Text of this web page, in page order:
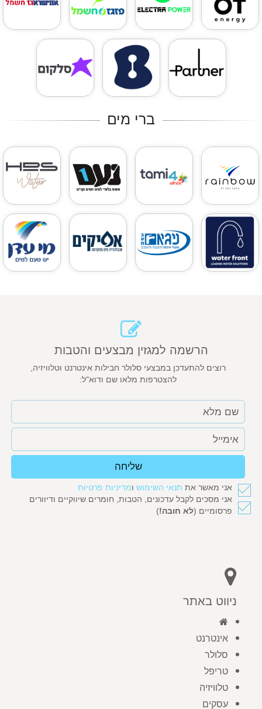
הרשמה למגזין מבצעים והטבות
רוצים להתעדכן במבצעי סלולר חבילות אינטרנט וטלוויזיה,
להצטרפות מלאו שם ודוא"ל:
שליחה
אני מאשר את תנאי השימוש ומדיניות פרטיות
אני מסכים לקבל עדכונים, הטבות, חומרים שיווקיים ודיוורים
פרסומיים (לא חובה!)
ניווט באתר
אינטרנט
סלולר
טריפל
טלוויזיה
עסקים